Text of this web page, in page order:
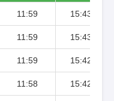
11:59 15:43
11:59 15:43
11:59 15:42
11:58 15:42